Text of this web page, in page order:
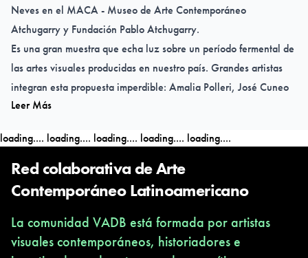
Neves en el MACA - Museo de Arte Contemporáneo
Atchugarry y Fundación Pablo Atchugarry.
Es una gran muestra que echa luz sobre un período fermental de
las artes visuales producidas en nuestro país. Grandes artistas
integran esta propuesta imperdible: Amalia Polleri, José Cuneo
Perinetti, Julio Verdié, María Freire, José Pedro Costigliolo,
Ventayol, Rómulo Aguerre, Raúl Pavlotzky, Andrés Montani,
Teresa Vila, Alfredo Testoni, Antonio Llorens, Washington
Barcala, Eduardo Gandós, Agustín Alamán, Nelsa Solana
Gorga, Manuel Espínola Gómez, Hilda López, Margarita
Mortarotti, Américo Spósito, Jorge Páez Vilaró, Jorge Damiani,
Lino Dinetto, Berta Burghi, Jorge Damiani, Nelson Ramos y
Leer Más
loading.... loading.... loading.... loading.... loading....
Red colaborativa de Arte
Contemporáneo Latinoamericano
La comunidad VADB está formada por artistas
visuales contemporáneos, historiadores e